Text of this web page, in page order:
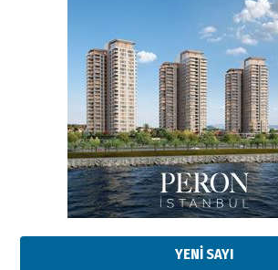
YENİ SAYI
Esat BİNDESEN
TRT’NİN BÖLGEYE AÇILAN SESİ
09 Ağustos 2026 Pazar
Kadir SABUNCUOĞLU
Erzurumspor’un köşe taşları
29 Haziran 2026 Pazartesi
Kenan GÜLERCİ